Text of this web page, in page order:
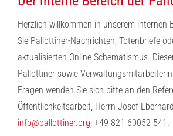
Herzlich willkommen in unserem internen
Sie Pallottiner-Nachrichten, Totenbriefe
aktualisierten Online-Schematismus.
Pallottiner sowie
Fragen wenden Sie sich bitte an den
Öffentlichkeitsarbeit, Herrn Josef
info@pallottiner.org, +49 821 60052-541.